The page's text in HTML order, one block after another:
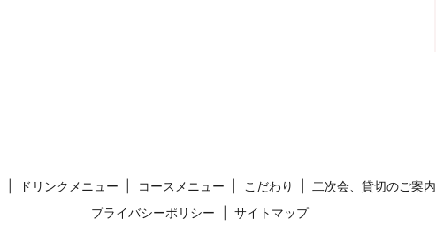
ドリンクメニュー コースメニュー こだわり 二次会、貸切のご案内
プライバシーポリシー
サイトマップ